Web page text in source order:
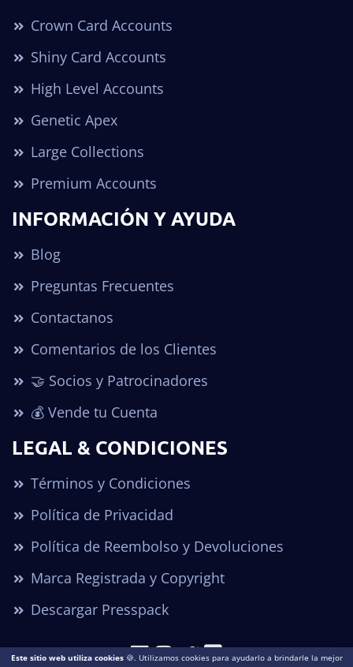
Crown Card Accounts
Shiny Card Accounts
High Level Accounts
Genetic Apex
Large Collections
Premium Accounts
INFORMACIÓN Y AYUDA
Blog
Preguntas Frecuentes
Contactanos
Comentarios de los Clientes
🤝 Socios y Patrocinadores
💰 Vende tu Cuenta
LEGAL & CONDICIONES
Términos y Condiciones
Política de Privacidad
Política de Reembolso y Devoluciones
Marca Registrada y Copyright
Descargar Presspack
Este sitio web utiliza cookies🍪. Utilizamos cookies para ayudarlo a brindarle la mejor